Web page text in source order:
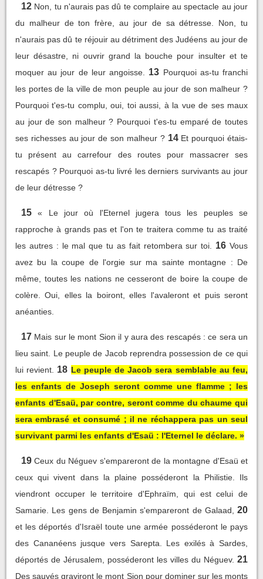
12 Non, tu n'aurais pas dû te complaire au spectacle au jour
du malheur de ton frère, au jour de sa détresse. Non, tu
n'aurais pas dû te réjouir au détriment des Judéens au jour de
leur désastre, ni ouvrir grand la bouche pour insulter et te
moquer au jour de leur angoisse.
13 Pourquoi as-tu franchi
les portes de la ville de mon peuple au jour de son malheur ?
Pourquoi t'es-tu complu, oui, toi aussi, à la vue de ses maux
au jour de son malheur ? Pourquoi t'es-tu emparé de toutes
ses richesses au jour de son malheur ? 14 Et pourquoi étais-
tu présent au carrefour des routes pour massacrer ses
rescapés ? Pourquoi as-tu livré les derniers survivants au jour
de leur détresse ?
15
« Le jour où l'Eternel jugera tous les peuples se
rapproche à grands pas et l'on te traitera comme tu as traité
les autres : le mal que tu as fait retombera sur toi.
16 Vous
avez bu la coupe de l'orgie sur ma sainte montagne : De
même, toutes les nations ne cesseront de boire la coupe de
colère. Oui, elles la boiront, elles l'avaleront et puis seront
anéanties.
17 Mais sur le mont Sion il y aura des rescapés : ce sera un
lieu saint. Le peuple de Jacob reprendra possession de ce qui
lui revient.
18 Le peuple de Jacob sera semblable au feu,
les enfants de Joseph seront comme une flamme ; les
enfants d'Esaü, par contre, seront comme du chaume qui
sera embrasé et consumé ; il ne réchappera pas un seul
survivant parmi les enfants d'Esaü : l'Eternel le déclare. »
19 Ceux du Néguev s'empareront de la montagne d'Esaü et
ceux qui vivent dans la plaine posséderont la Philistie. Ils
viendront occuper le territoire d'Ephraïm, qui est celui de
Samarie. Les gens de Benjamin s'empareront de Galaad,
20
et les déportés d'Israël toute une armée posséderont le pays
des Cananéens jusque vers Sarepta. Les exilés à Sardes,
déportés de Jérusalem, posséderont les villes du Néguev. 21
Des sauvés graviront le mont Sion pour dominer sur les monts